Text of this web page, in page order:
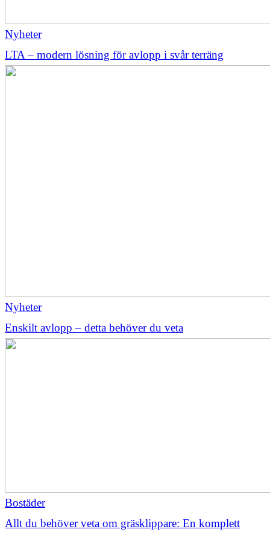
Nyheter
LTA – modern lösning för avlopp i svår terräng
Nyheter
Enskilt avlopp – detta behöver du veta
Bostäder
Allt du behöver veta om gräsklippare: En komplett